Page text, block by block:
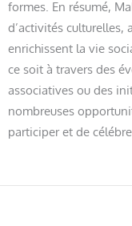
formes. En résumé,
d’activités culturelles,
enrichissent la vie
ce soit à travers des
associatives ou des
nombreuses
participer et de